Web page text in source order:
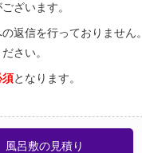
ざいます。
返信を行っておりません。
さい。
須となります。
風呂敷の見積り